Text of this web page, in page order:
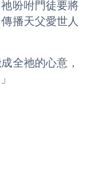
吩咐門徒要將
播天父愛世人
全祂的心意，